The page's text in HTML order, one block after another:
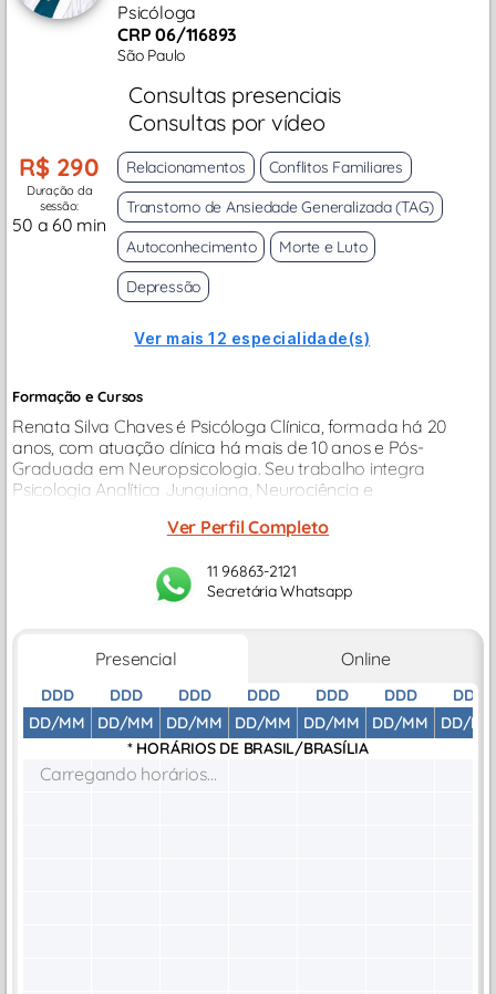
Psicóloga
CRP 06/116893
São Paulo
Consultas presenciais
Consultas por vídeo
R$ 290
Duração da
sessão:
50 a 60 min
Relacionamentos
Conflitos Familiares
Transtorno de Ansiedade Generalizada (TAG)
Autoconhecimento
Morte e Luto
Depressão
Ver mais 12 especialidade(s)
Formação e Cursos
Renata Silva Chaves é Psicóloga Clínica, formada há 20
anos, com atuação clínica há mais de 10 anos e Pós-
Graduada em Neuropsicologia. Seu trabalho integra
Psicologia Analítica Junguiana, Neurociência e
e humanizado sobre o comportamento humano
Ver Perfil Completo
11 96863-2121
Secretária Whatsapp
Presencial Online
DDD
DD/MM
DDD
DD/MM
DDD
DD/MM
DDD
DD/MM
DDD
DD/MM
DDD
DD/MM
DDD
DD/MM
* HORÁRIOS DE BRASIL/BRASÍLIA
Carregando horários...